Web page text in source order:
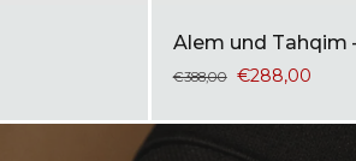
Alem und Tahqim
€388,00 €288,00